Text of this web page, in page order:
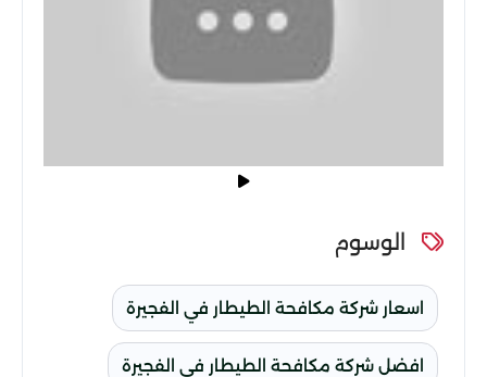
الوسوم
اسعار شركة مكافحة الطيطار في الفجيرة
افضل شركة مكافحة الطيطار في الفجيرة